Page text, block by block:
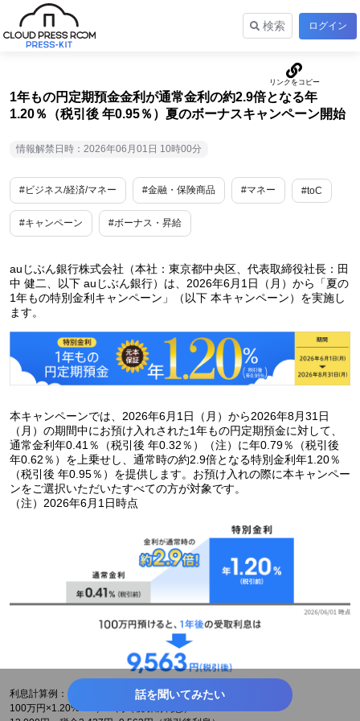
検索 ログイン
1年もの円定期預金金利が通常金利の約2.9倍となる年
1.20％（税引後 年0.95％）夏のボーナスキャンペーン開始
情報解禁日時：2026年06月01日 10時00分
#ビジネス/経済/マネー #金融・保険商品 #マネー #toC
#キャンペーン #ボーナス・昇給
auじぶん銀行株式会社（本社：東京都中央区、代表取締役社長：田
中 健二、以下 auじぶん銀行）は、2026年6月1日（月）から「夏の
1年もの特別金利キャンペーン」（以下 本キャンペーン）を実施し
ます。
本キャンペーンでは、2026年6月1日（月）から2026年8月31日
（月）の期間中にお預け入れされた1年もの円定期預金に対して、
通常金利年0.41％（税引後 年0.32％）（注）に年0.79％（税引後
年0.62％）を上乗せし、通常時の約2.9倍となる特別金利年1.20％
（税引後 年0.95％）を提供します。お預け入れの際に本キャンペー
ンをご選択いただいたすべての方が対象です。
（注）2026年6月1日時点
利息計算例：1年もの円定期預金に100万円を預け入れた場合
100万円×1.20%=12,000円（税引前利息）
話を聞いてみたい